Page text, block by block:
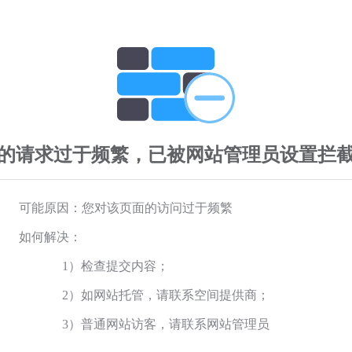
请求过于频繁，已被网站管理员设置拦
可能原因：您对该页面的访问过于频繁
如何解决：
1）检查提交内容；
2）如网站托管，请联系空间提供商；
3）普通网站访客，请联系网站管理员